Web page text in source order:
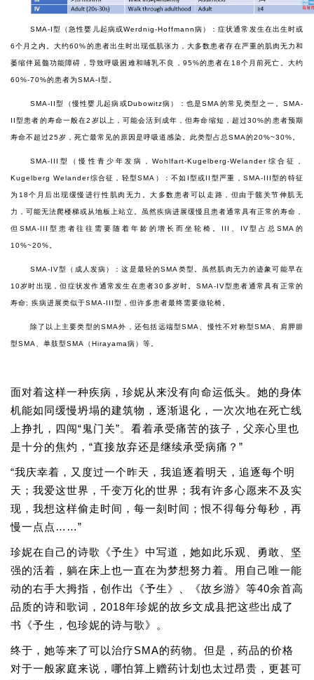
SMA-I型（急性婴儿起病或Werdnig-Hoffmann病）：症状通常发生在出生时或
6个月之内。大约60%的患者出生时出现低肌张力，大多数患者存在严重的肌肉无力和
萎缩伴延髓功能障碍，导致呼吸困难和哺乳不良，95%的患者在18个月前死亡。大约
60%-70%的患者为SMA-I型。
SMA-II型（慢性婴儿起病或Dubowitz病）：也是SMA的常见类型之一。SMA-
II型患者的寿命一般在2岁以上，可能会活到成年，但寿命缩短，超过30%的患者预期
寿命不超过25岁，死亡最常见的原因是呼吸道感染。此类型占总SMA的20%~30%。
SMA-III型（慢性青少年发病，Wohlfart-Kugelberg-Welander综合征，
Kugelberg Welander综合征，轻型SMA）：不如I型或II型严重，SMA-III型的特征
为18个月后出现缓慢进行性肌肉无力。大多数患者可以走路，但由于髋关节伸肌无
力，可能无法爬楼梯或从地板上站立。虽然疾病进展缓慢且患者通常具有正常的寿命，
但SMA-III型患者往往需要随着年龄的增长而坐轮椅。III、IV型占总SMA的
10%~20%。
SMA-IV型（成人发病）：这是最轻的SMA类型。虽然肌肉无力的迹象可能早在
10岁时出现，但症状发作通常发生在患者30多岁时。SMA-IV型患者通常具有正常的
寿命; 疾病进展类似于SMA-III型，但许多患者最终需要做轮椅。
除了以上主要类型的SMA外，还包括远端型SMA、慢性不对称型SMA、肩胛腓
型SMA、单肢型SMA（Hirayama病）等。
面对着这样一种疾病，珍妮从来没有向命运低头。她的身体
机能如同缓慢坍塌的建筑物，逐渐退化，一次次地在死亡线
上挣扎，四闯“鬼门关”。看着承受痛苦的孩子，父亲心里也
是十分的焦灼，“直接放弃还是继续承受病痛？”
“我庆幸着，又度过一个昨天，我追逐着明天，追逐每个明
天；我爱这世界，千变万化的世界；我有许多心愿来不及实
现，我想这样偷走时间，每一刻时间；恨不得每分每秒，再
慢一点点……”
珍妮在自己的诗歌《予生》中写道，她如此乐观、勇敢、坚
强的活着，躺在床上也一直在为梦想努力着。用自己唯一能
动的右手大拇指，创作出《予生》、《故乡游》等40余首高
品质的诗和歌词，2018年珍妮的故乡文成县把这些出成了
书《予生，包珍妮的诗与歌》。
终于，她等来了可以治疗SMA的药物。但是，药品的价格
对于一般家庭来说，哪怕算上赠药计划也太过昂贵，更甚可